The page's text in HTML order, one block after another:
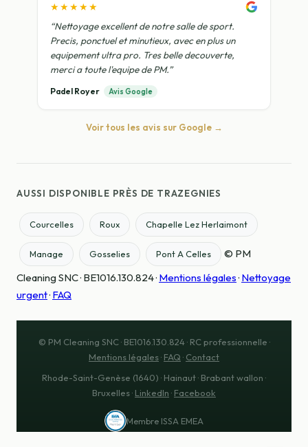
★★★★★
“Nettoyage excellent de notre salle de sport.
Precis, ponctuel et minutieux, avec en plus un
equipement ultra pro. Tres belle decouverte,
merci a toute l'equipe de PM.”
Padel Royer Avis Google
Voir tous les avis sur Google →
AUSSI DISPONIBLE PRÈS DE TRAZEGNIES
Courcelles Roux Chapelle Lez Herlaimont
Manage Gosselies Pont A Celles
© PM
Cleaning SNC · BE1016.130.824 · Mentions légales· Nettoyage
urgent· FAQ
© PM Cleaning SNC · BE1016.130.824 · RC professionnelle ·
Mentions légales· FAQ · Contact
Rhode-Saint-Genèse (1640) · Hainaut · Brabant wallon ·
Bruxelles · LinkedIn · Facebook
Membre ISSA EMEA